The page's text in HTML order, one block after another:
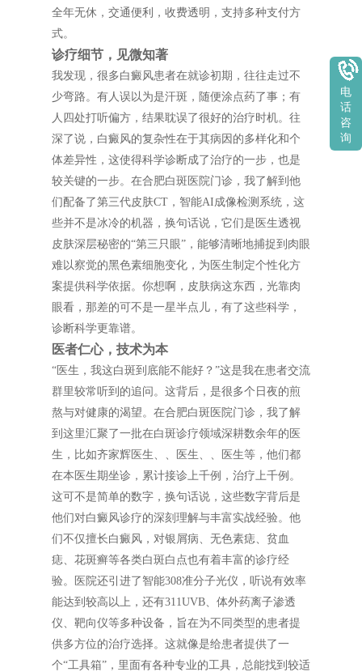
全年无休，交通便利，收费透明，支持多种支付方
式。
诊疗细节，见微知著
我发现，很多白癜风患者在就诊初期，往往走过不
少弯路。有人误以为是汗斑，随便涂点药了事；有
人四处打听偏方，结果耽误了很好的治疗时机。往
深了说，白癜风的复杂性在于其病因的多样化和个
体差异性，这使得科学诊断成了治疗的一步，也是
较关键的一步。在合肥白斑医院门诊，我了解到他
们配备了第三代皮肤CT，智能AI成像检测系统，这
些并不是冰冷的机器，换句话说，它们是医生透视
皮肤深层秘密的“第三只眼”，能够清晰地捕捉到肉眼
难以察觉的黑色素细胞变化，为医生制定个性化方
案提供科学依据。你想啊，皮肤病这东西，光靠肉
眼看，那差的可不是一星半点儿，有了这些科学，
诊断科学更靠谱。
医者仁心，技术为本
“医生，我这白斑到底能不能好？”这是我在患者交流
群里较常听到的追问。这背后，是很多个日夜的煎
熬与对健康的渴望。在合肥白斑医院门诊，我了解
到这里汇聚了一批在白斑诊疗领域深耕数余年的医
生，比如齐家辉医生、、医生、、医生等，他们都
在本医生期坐诊，累计接诊上千例，治疗上千例。
这可不是简单的数字，换句话说，这些数字背后是
他们对白癜风诊疗的深刻理解与丰富实战经验。他
们不仅擅长白癜风，对银屑病、无色素痣、贫血
痣、花斑癣等各类白斑白点也有着丰富的诊疗经
验。医院还引进了智能308准分子光仪，听说有效率
能达到较高以上，还有311UVB、体外药离子渗透
仪、靶向仪等多种设备，旨在为不同类型的患者提
供多方位的治疗选择。这就像是给患者提供了一
个“工具箱”，里面有各种专业的工具，总能找到较适
电
话
咨
询